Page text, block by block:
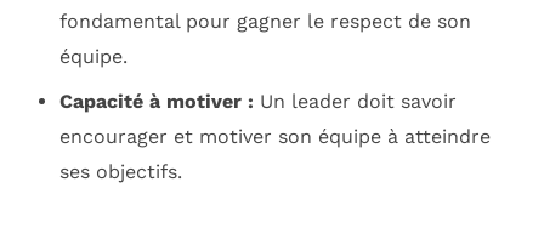
fondamental pour gagner le respect de son
équipe.
Capacité à motiver : Un leader doit savoir
encourager et motiver son équipe à atteindre
ses objectifs.